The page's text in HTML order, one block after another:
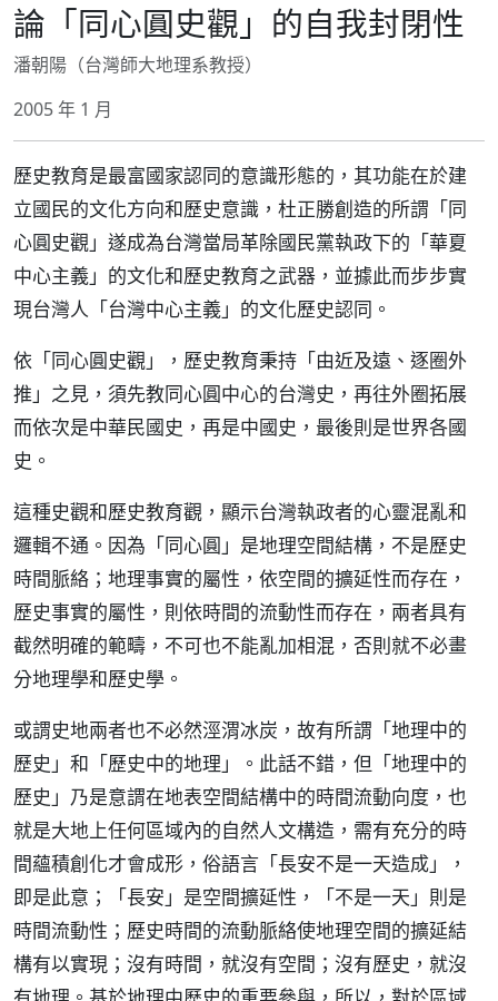
論「同心圓史觀」的自我封閉性
潘朝陽（台灣師大地理系教授）
2005 年 1 月
歷史教育是最富國家認同的意識形態的，其功能在於建
立國民的文化方向和歷史意識，杜正勝創造的所謂「同
心圓史觀」遂成為台灣當局革除國民黨執政下的「華夏
中心主義」的文化和歷史教育之武器，並據此而步步實
現台灣人「台灣中心主義」的文化歷史認同。
依「同心圓史觀」，歷史教育秉持「由近及遠、逐圈外
推」之見，須先教同心圓中心的台灣史，再往外圈拓展
而依次是中華民國史，再是中國史，最後則是世界各國
史。
這種史觀和歷史教育觀，顯示台灣執政者的心靈混亂和
邏輯不通。因為「同心圓」是地理空間結構，不是歷史
時間脈絡；地理事實的屬性，依空間的擴延性而存在，
歷史事實的屬性，則依時間的流動性而存在，兩者具有
截然明確的範疇，不可也不能亂加相混，否則就不必畫
分地理學和歷史學。
或謂史地兩者也不必然涇渭冰炭，故有所謂「地理中的
歷史」和「歷史中的地理」。此話不錯，但「地理中的
歷史」乃是意謂在地表空間結構中的時間流動向度，也
就是大地上任何區域內的自然人文構造，需有充分的時
間蘊積創化才會成形，俗語言「長安不是一天造成」，
即是此意；「長安」是空間擴延性，「不是一天」則是
時間流動性；歷史時間的流動脈絡使地理空間的擴延結
構有以實現；沒有時間，就沒有空間；沒有歷史，就沒